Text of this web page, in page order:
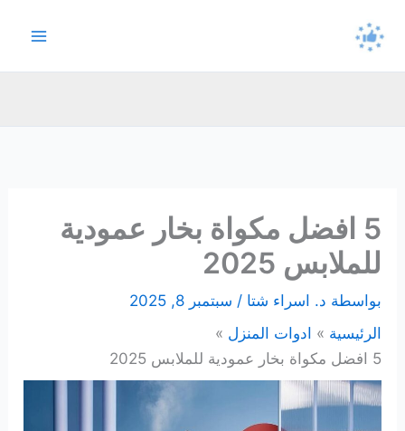
5 افضل مكواة بخار عمودية
للملابس 2025
بواسطة د. اسراء شتا/ سبتمبر 8, 2025
الرئيسية
ادوات المنزل
5 افضل مكواة بخار عمودية للملابس 2025